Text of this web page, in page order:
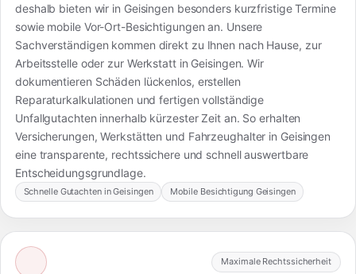
deshalb bieten wir in Geisingen besonders kurzfristige Termine
sowie mobile Vor-Ort-Besichtigungen an. Unsere
Sachverständigen kommen direkt zu Ihnen nach Hause, zur
Arbeitsstelle oder zur Werkstatt in Geisingen. Wir
dokumentieren Schäden lückenlos, erstellen
Reparaturkalkulationen und fertigen vollständige
Unfallgutachten innerhalb kürzester Zeit an. So erhalten
Versicherungen, Werkstätten und Fahrzeughalter in Geisingen
eine transparente, rechtssichere und schnell auswertbare
Entscheidungsgrundlage.
Schnelle Gutachten in Geisingen Mobile Besichtigung Geisingen
Maximale Rechtssicherheit